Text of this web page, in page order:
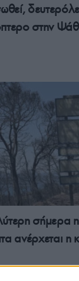
στην
σήμερα
ανέρχεται η